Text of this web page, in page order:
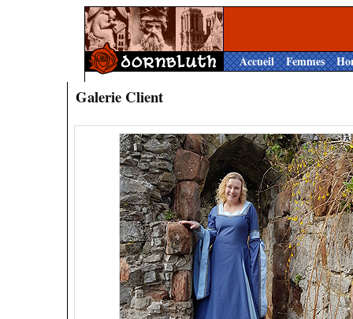
Accueil Femmes
Galerie Client